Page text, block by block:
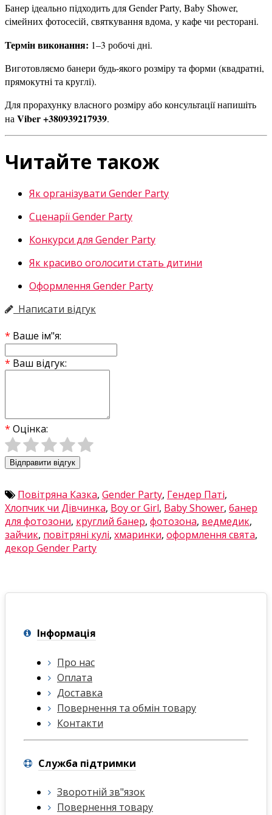
Банер ідеально підходить для Gender Party, Baby Shower,
сімейних фотосесій, святкування вдома, у кафе чи ресторані.
Термін виконання: 1–3 робочі дні.
Виготовляємо банери будь-якого розміру та форми (квадратні,
прямокутні та круглі).
Для прорахунку власного розміру або консультації напишіть
на Viber +380939217939.
Читайте також
Як організувати Gender Party
Сценарії Gender Party
Конкурси для Gender Party
Як красиво оголосити стать дитини
Оформлення Gender Party
Написати відгук
Ваше ім"я:
Ваш відгук:
Оцінка:
Відправити відгук
Повітряна Казка, Gender Party, Гендер Паті,
Хлопчик чи Дівчинка, Boy or Girl, Baby Shower, банер
для фотозони, круглий банер, фотозона, ведмедик,
зайчик, повітряні кулі, хмаринки, оформлення свята,
декор Gender Party
Інформація
Про нас
Оплата
Доставка
Повернення та обмін товару
Контакти
Служба підтримки
Зворотній зв"язок
Повернення товару